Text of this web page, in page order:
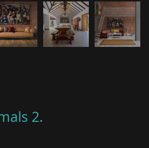
2.